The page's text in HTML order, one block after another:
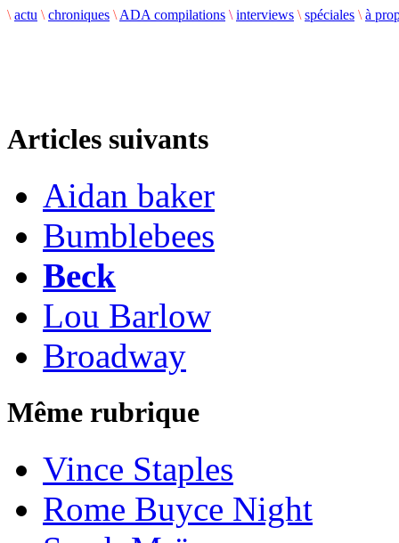
\ actu \ chroniques \ ADA compilations \ interviews \ spéciales \ à
Articles suivants
Aidan baker
Bumblebees
Beck
Lou Barlow
Broadway
Même rubrique
Vince Staples
Rome Buyce Night